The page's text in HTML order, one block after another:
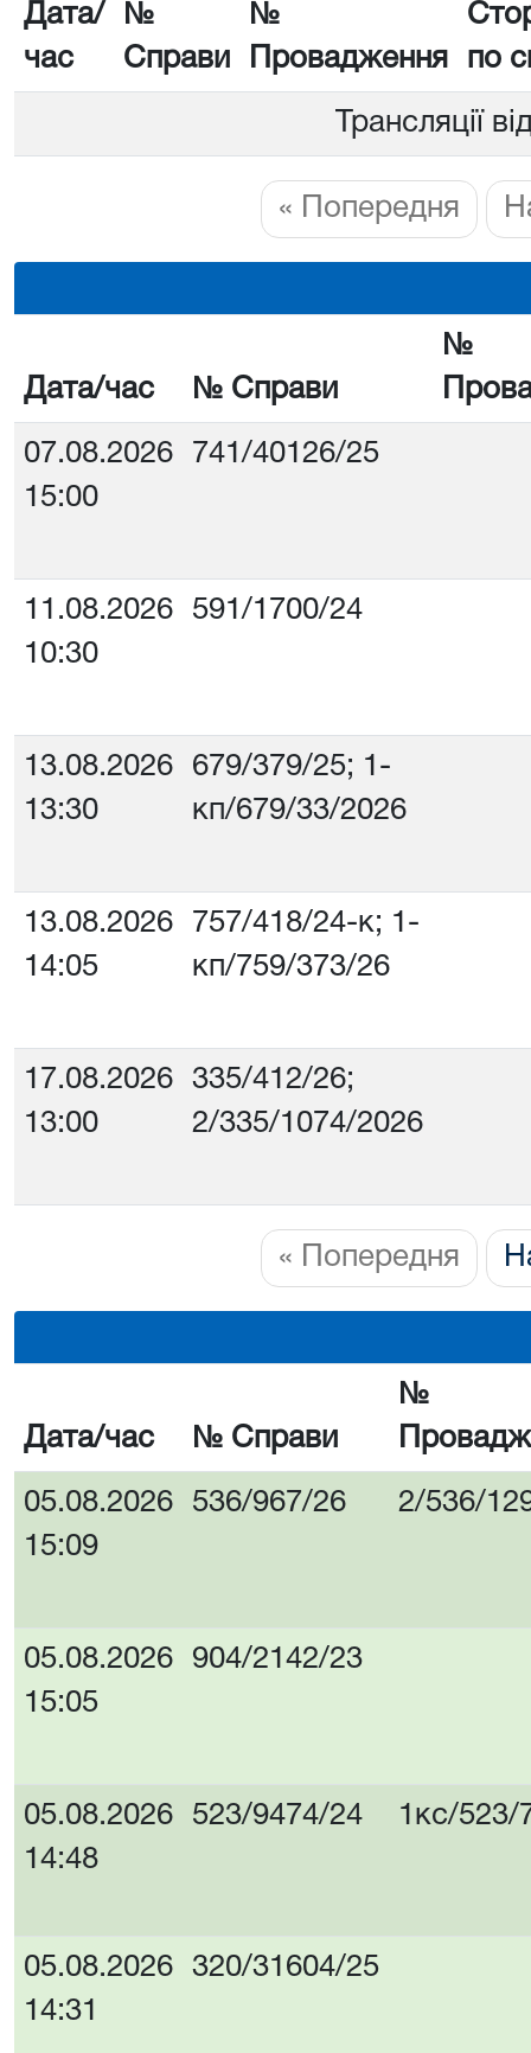
Дата/
час
№
Справи
№
Провадження
по
Трансляції
« Попередня
Дата/час № Справи
№
07.08.2026
15:00
741/40126/25
11.08.2026
10:30
591/1700/24
13.08.2026
13:30
679/379/25; 1-
кп/679/33/2026
13.08.2026
14:05
757/418/24-к; 1-
кп/759/373/26
17.08.2026
13:00
335/412/26;
2/335/1074/2026
« Попередня
Дата/час № Справи
№
05.08.2026
15:09
536/967/26 2/536/
05.08.2026
15:05
904/2142/23
05.08.2026
14:48
523/9474/24 1кс/523/
05.08.2026
14:31
320/31604/25